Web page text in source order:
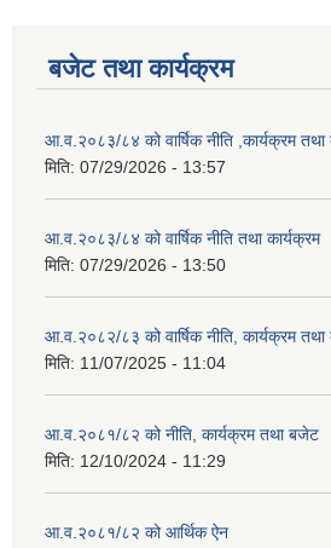
बजेट तथा कार्यक्रम
आ.व.२०८३/८४ को वार्षिक नीति ,कार्यक्रम
मिति: 07/29/2026 - 13:57
आ.व.२०८३/८४ को वार्षिक नीति तथा कार्यक्रम
मिति: 07/29/2026 - 13:50
आ.व.२०८२/८३ को वार्षिक नीति, कार्यक्रम
मिति: 11/07/2025 - 11:04
आ.व.२०८१/८२ को नीति, कार्यक्रम तथा बजेट
मिति: 12/10/2024 - 11:29
आ.व.२०८१/८२ को आर्थिक ऐन